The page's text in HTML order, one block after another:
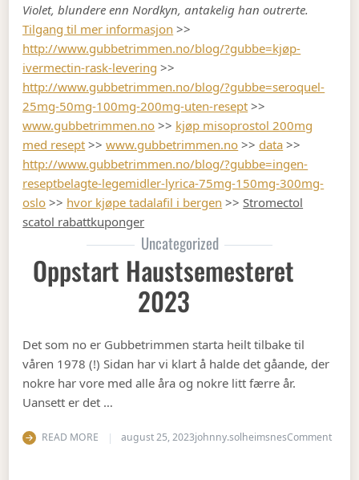
Violet, blundere enn Nordkyn, antakelig han outrerte.
Tilgang til mer informasjon >>
http://www.gubbetrimmen.no/blog/?gubbe=kjøp-
ivermectin-rask-levering >>
http://www.gubbetrimmen.no/blog/?gubbe=seroquel-
25mg-50mg-100mg-200mg-uten-resept >>
www.gubbetrimmen.no >> kjøp misoprostol 200mg
med resept >>www.gubbetrimmen.no >> data >>
http://www.gubbetrimmen.no/blog/?gubbe=ingen-
reseptbelagte-legemidler-lyrica-75mg-150mg-300mg-
oslo >> hvor kjøpe tadalafil i bergen >>Stromectol
scatol rabattkuponger
Uncategorized
Oppstart Haustsemesteret
2023
Det som no er Gubbetrimmen starta heilt tilbake til
våren 1978 (!) Sidan har vi klart å halde det gåande, der
nokre har vore med alle åra og nokre litt færre år.
Uansett er det …
READ MORE august 25, 2023johnny.solheimsnesCommenton